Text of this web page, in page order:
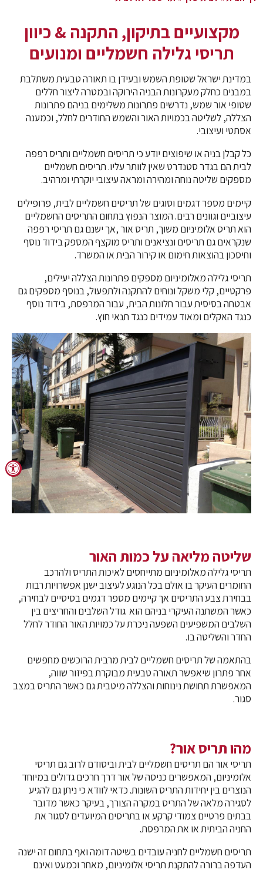
מקצועיים בתיקון, התקנה & כיוון
תריסי גלילה חשמליים ומנועים
במדינת ישראל שטופת השמש ובעידן בו תאורה טבעית משתלבת
במבנים כחלק מעקרונות הבניה הירוקה ובמטרה ליצור חללים
שטופי אור שמש, נדרשים פתרונות משלימים בניהם פתרונות
הצללה, לשליטה בכמויות האור והשמש החודרים לחלל, וכמענה
אסתטי ועיצובי.
כל קבלן בניה או שיפוצים יודע כי תריסים חשמליים ותריס רפפה
לבית הם בגדר סטנדרט שאין לוותר עליו. תריסים חשמליים
מספקים שליטה נוחה ומהירה ומראה עיצובי יוקרתי ומרהיב.
קיימים מספר דגמים וסוגים של תריסים חשמליים לבית, פרופילים
עיצוביים וגוונים רבים. המוצר הנפוץ בתחום התריסים החשמליים
הוא תריס אלומיניום משוך, תריס אור ,אך ישנם גם תריסי רפפה
שנקראים גם תריסים ונציאנים ותריס מוקצף המספק בידוד נוסף
וחיסכון בהוצאות חימום או קירור הבית או המשרד.
תריסי גלילה מאלומיניום מספקים פתרונות הצללה יעילים,
פרקטיים, קלי משקל ונוחים להתקנה ולתפעול, בנוסף מספקים גם
אבטחה בסיסית עבור חלונות הבית, עבור המרפסת, בידוד נוסף
כנגד האקלים ומאוד עמידים כנגד תנאי חוץ.
שליטה מליאה על כמות האור
תריסי גלילה מאלומיניום מתייחסים לאיכות התריס ולהרכב
החומרים העיקר בו אולם בכל הנוגע לעיצוב ישנן אפשרויות רבות
בבחירת צבע התריסים אך קיימים מספר דגמים בסיסיים לבחירה,
כאשר המשתנה העיקרי בניהם הוא גודל השלבים והחריצים בין
השלבים המשפיעים השפעה ניכרת על כמויות האור החודר לחלל
החדר והשליטה בו.
בהתאמה של תריסים חשמליים לבית מרבית הרוכשים מחפשים
אחר פתרון שיאפשר תאורה טבעית מבוקרת בפיזור שווה,
המאפשרת תחושת נינוחות והצללה מיטבית גם כאשר התריס במצב
סגור.
מהו תריס אור?
תריסי אור הם תריסים חשמליים לבית וביסודם לרוב גם תריסי
אלומיניום, המאפשרים כניסה של אור דרך חרכים גדולים במיוחד
הנוצרים בין יחידות התריס השונות. כדאי לוודא כי ניתן גם להגיע
לסגירה מלאה של התריס במקרה הצורך, בעיקר כאשר מדובר
בבתים פרטיים צמודי קרקע או בתריסים המיועדים לסגור את
החניה הביתית או את המרפסת.
תריסים חשמליים לחניה עובדים בשיטה דומה ואף בתחום זה ישנה
העדפה ברורה להתקנת תריסי אלומיניום, מאחר וכמעט ואינם